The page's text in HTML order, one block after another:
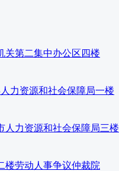
关第二集中办公区四楼
力资源和社会保障局一楼
人力资源和社会保障局三楼
楼劳动人事争议仲裁院